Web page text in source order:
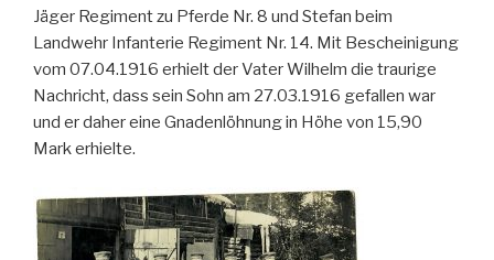
Jäger Regiment zu Pferde Nr. 8 und Stefan beim
Landwehr Infanterie Regiment Nr. 14. Mit Bescheinigung
vom 07.04.1916 erhielt der Vater Wilhelm die traurige
Nachricht, dass sein Sohn am 27.03.1916 gefallen war
und er daher eine Gnadenlöhnung in Höhe von 15,90
Mark erhielte.